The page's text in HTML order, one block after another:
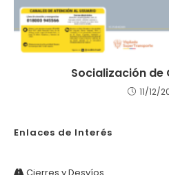
Socialización de
11/12/
Enlaces de Interés